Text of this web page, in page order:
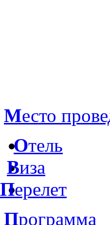
Место
Отель
Виза
Перелет
Программа